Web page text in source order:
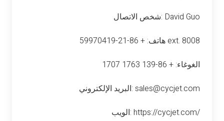
شخص الاتصال: David Guo
هاتف: + 86-21-59970419 ext. 8008
الغوغاء: + 86-139 1763 1707
البريد الإلكتروني: sales@cycjet.com
الويب: https://cycjet.com/